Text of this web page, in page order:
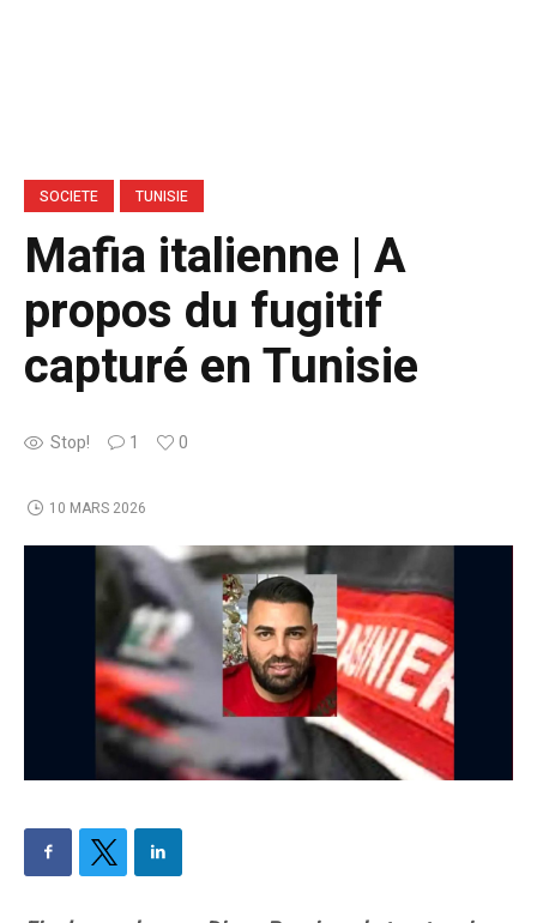
SOCIETE TUNISIE
Mafia italienne | A
propos du fugitif
capturé en Tunisie
Stop! 1 0
10 MARS 2026